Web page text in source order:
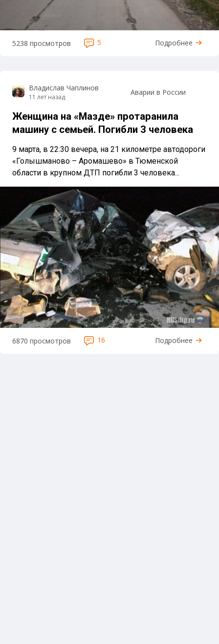
5238 просмотров 5 Подробнее
Владислав Чаплинов
11 лет назад Аварии в России
Женщина на «Мазде» протаранила
машину с семьей. Погибли 3 человека
9 марта, в 22:30 вечера, на 21 километре автодороги
«Голышманово – Аромашево» в Тюменской
области в крупном ДТП погибли 3 человека...
6870 просмотров 16 Подробнее